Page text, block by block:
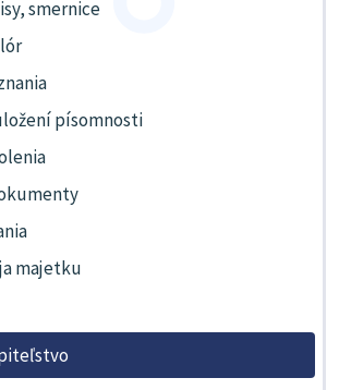
smernice
písomnosti
majetku